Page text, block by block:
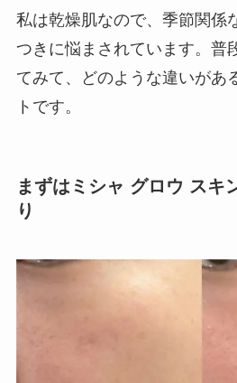
私は乾燥肌なので、季節関係
つきに悩まされています。普
てみて、どのような違いがあ
トです。
まずはミシャ グロウ スキ
り